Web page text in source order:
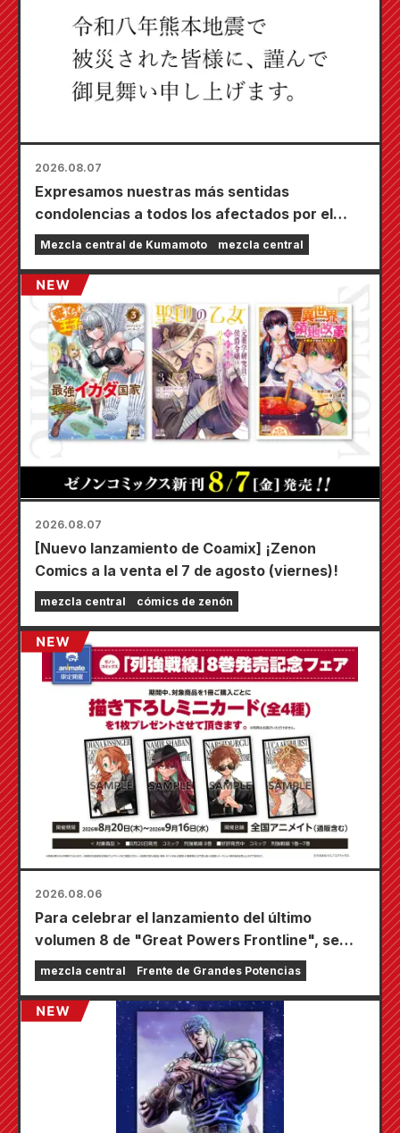
2026.08.07
Expresamos nuestras más sentidas
condolencias a todos los afectados por el
terremoto de Kumamoto de 2026.
Mezcla central de Kumamoto mezcla central
2026.08.07
[Nuevo lanzamiento de Coamix] ¡Zenon
Comics a la venta el 7 de agosto (viernes)!
mezcla central cómics de zenón
2026.08.06
Para celebrar el lanzamiento del último
volumen 8 de "Great Powers Frontline", se
llevará a cabo una feria por tiempo limitado en
las tiendas Animate de todo el país a partir del
20 de agosto, donde podrás conseguir una
minitarjeta especialmente dibujada (¡4 tipos
mezcla central Frente de Grandes Potencias